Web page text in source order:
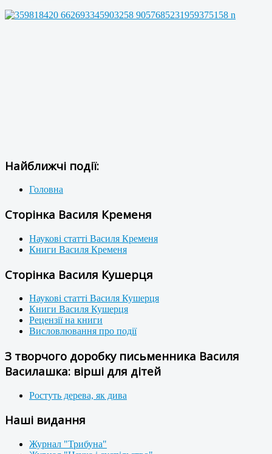
Найближчі події:
Головна
Сторінка Василя Кременя
Наукові статті Василя Кременя
Книги Василя Кременя
Сторінка Василя Кушерця
Наукові статті Василя Кушерця
Книги Василя Кушерця
Рецензії на книги
Висловлювання про події
З творчого доробку письменника Василя
Василашка: вірші для дітей
Ростуть дерева, як дива
Наші видання
Журнал "Трибуна"